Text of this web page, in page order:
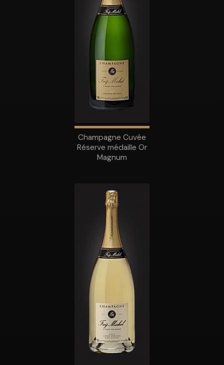
Champagne Cuvée
Réserve médaille Or
Magnum